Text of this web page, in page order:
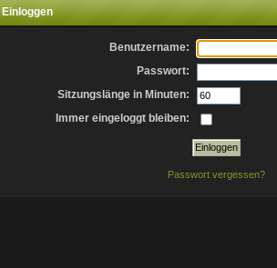
Einloggen
Benutzername:
Passwort:
Sitzungslänge in Minuten:
Immer eingeloggt bleiben:
Passwort vergessen?